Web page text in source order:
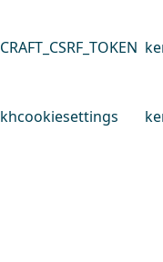
CRAFT_CSRF_TOKEN
khcookiesettings